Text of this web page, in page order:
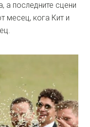
а последните сцени
месец, кога Кит и